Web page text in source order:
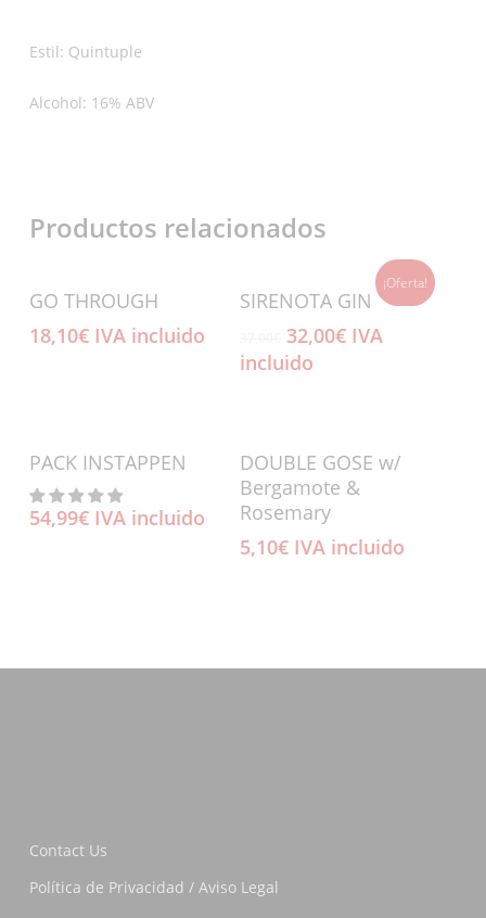
Estil: Quintuple
Alcohol: 16% ABV
Productos relacionados
Añadir Al Carrito
GO THROUGH
18,10€ IVA incluido
¡Oferta!
Añadir Al Carrito
SIRENOTA GIN
El
precio
32,00€ElIVA
incluido
Añadir Al Carrito
PACK INSTAPPEN
54,99€ IVA incluido
Añadir Al Carrito
DOUBLE GOSE w/
Bergamote &
Rosemary
5,10€ IVA incluido
Contact Us
Política de Privacidad / Aviso Legal